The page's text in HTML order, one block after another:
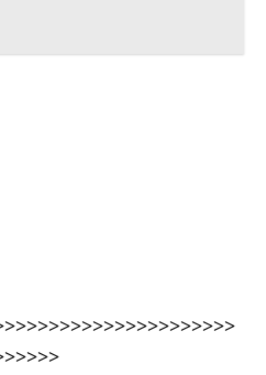
>>>>>>>>>>>>>>>>